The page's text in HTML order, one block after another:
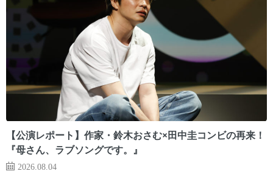
【公演レポート】作家・鈴木おさむ×田中圭コンビの再来！
『母さん、ラブソングです。』
2026.08.04